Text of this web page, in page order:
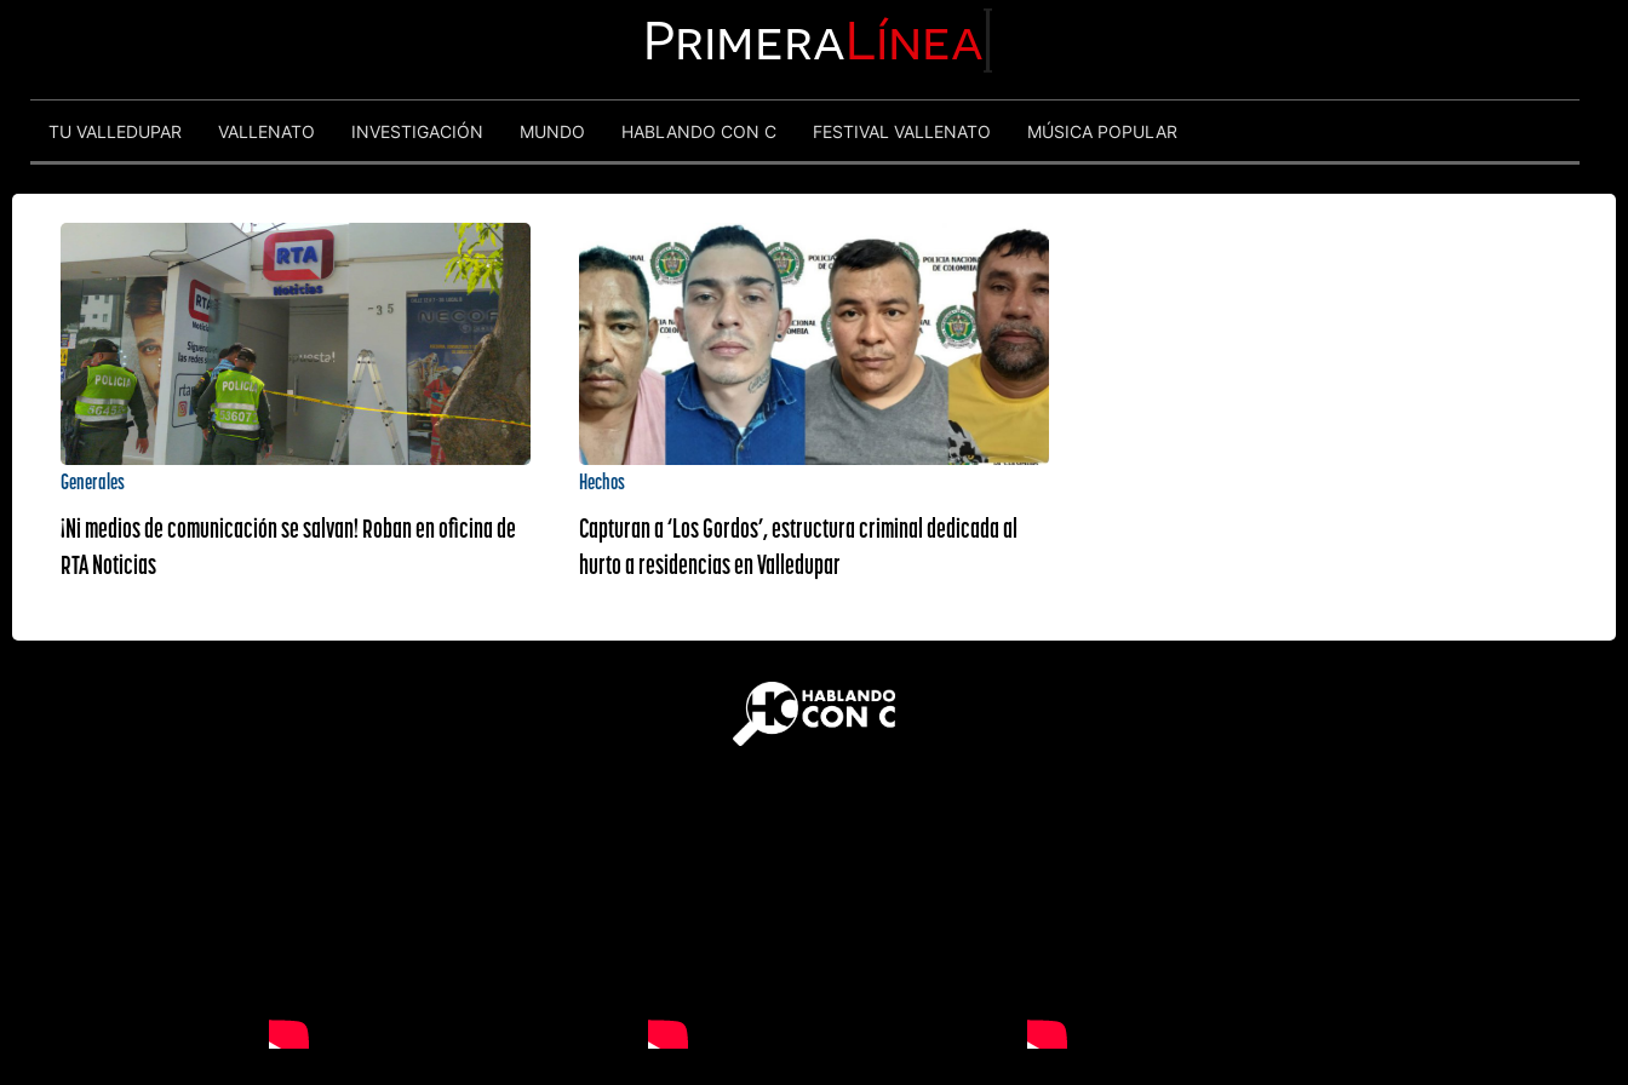
PrimeraLínea
TU VALLEDUPAR VALLENATO INVESTIGACIÓN MUNDO HABLANDO CON C FESTIVAL VALLENATO MÚSICA POPULAR
Generales
¡Ni medios de comunicación se salvan! Roban en oficina de
RTA Noticias
Hechos
Capturan a ‘Los Gordos’, estructura criminal dedicada al
hurto a residencias en Valledupar